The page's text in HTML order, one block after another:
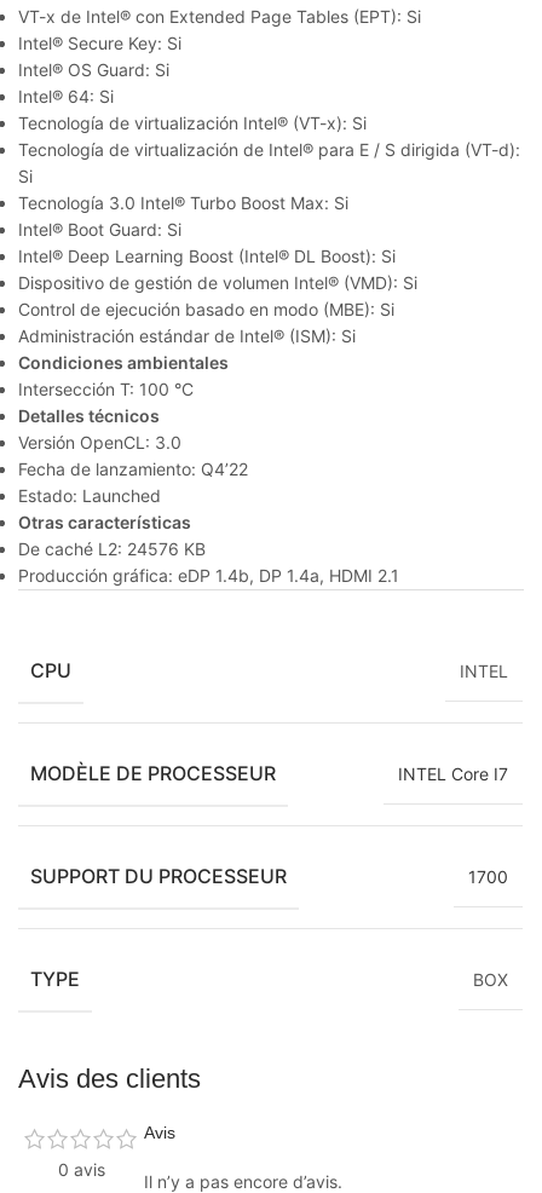
VT-x de Intel® con Extended Page Tables (EPT): Si
Intel® Secure Key: Si
Intel® OS Guard: Si
Intel® 64: Si
Tecnología de virtualización Intel® (VT-x): Si
Tecnología de virtualización de Intel® para E / S dirigida (VT-d):
Si
Tecnología 3.0 Intel® Turbo Boost Max: Si
Intel® Boot Guard: Si
Intel® Deep Learning Boost (Intel® DL Boost): Si
Dispositivo de gestión de volumen Intel® (VMD): Si
Control de ejecución basado en modo (MBE): Si
Administración estándar de Intel® (ISM): Si
Condiciones ambientales
Intersección T: 100 °C
Detalles técnicos
Versión OpenCL: 3.0
Fecha de lanzamiento: Q4’22
Estado: Launched
Otras características
De caché L2: 24576 KB
Producción gráfica: eDP 1.4b, DP 1.4a, HDMI 2.1
CPU INTEL
MODÈLE DE PROCESSEUR INTEL Core I7
SUPPORT DU PROCESSEUR 1700
TYPE BOX
Avis des clients
0 avis
Avis
Il n’y a pas encore d’avis.